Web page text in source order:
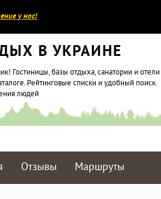
у нас!
В УКРАИНЕ
Гостиницы, базы отдыха, санатории и отели
Рейтинговые списки и удобный поиск.
людей
Отзывы Маршруты